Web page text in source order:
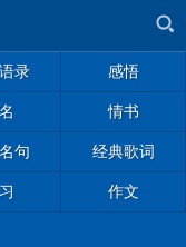
录 感悟
情书
句 经典歌词
作文